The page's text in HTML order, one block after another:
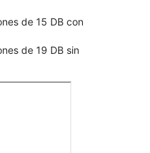
de 15 DB con
de 19 DB sin